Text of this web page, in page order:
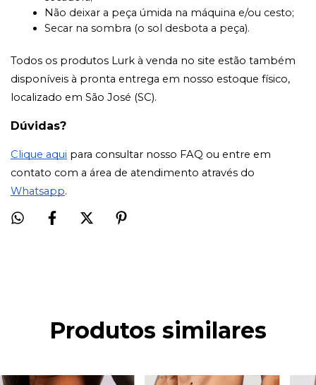
Não deixar a peça úmida na máquina e/ou cesto;
Secar na sombra (o sol desbota a peça).
Todos os produtos Lurk à venda no site estão também
disponíveis à pronta entrega em nosso estoque físico,
localizado em São José (SC).
Dúvidas?
Clique aqui para consultar nosso FAQ ou entre em
contato com a área de atendimento através do
Whatsapp.
Produtos similares